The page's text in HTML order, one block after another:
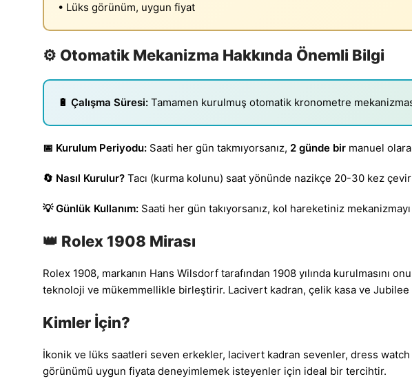
• Lüks görünüm, uygun fiyat
⚙️ Otomatik Mekanizma Hakkında Önemli Bilgi
🔋 Çalışma Süresi: Tamamen kurulmuş otomatik kronometre
📅 Kurulum Periyodu: Saati her gün takmıyorsanız, 2 günde bir manuel
🔄 Nasıl Kurulur? Tacı (kurma kolunu) saat yönünde nazikçe 20-30 kez
💡 Günlük Kullanım: Saati her gün takıyorsanız, kol hareketiniz
👑 Rolex 1908 Mirası
Rolex 1908, markanın Hans Wilsdorf tarafından 1908 yılında
teknoloji ve mükemmellikle birleştirir. Lacivert kadran, çelik kasa ve
Kimler İçin?
İkonik ve lüks saatleri seven erkekler, lacivert kadran sevenler, dress
görünümü uygun fiyata deneyimlemek isteyenler için ideal bir tercihtir.